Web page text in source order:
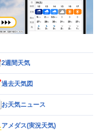
2週間天気
過去天気図
お天気ニュース
アメダス(実況天気)